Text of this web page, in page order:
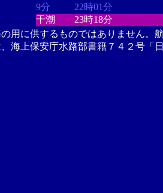
9分
22時01分
干潮
23時18分
用に供するものではありません。
海上保安庁水路部書籍７４２号「